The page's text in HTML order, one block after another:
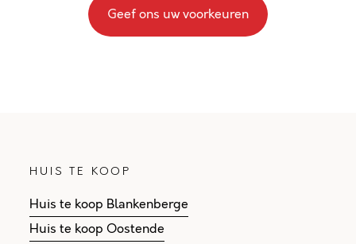
Geef ons uw voorkeuren
HUIS TE KOOP
Huis te koop Blankenberge
Huis te koop Oostende